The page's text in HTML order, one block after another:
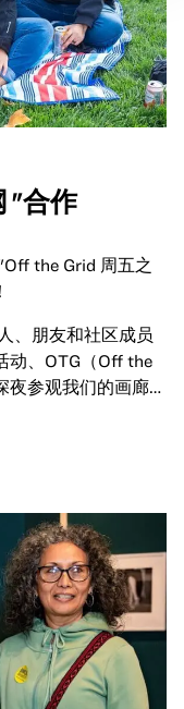
"合作
the Grid 周五之
、朋友和社区成员
动、OTG（Off the
夜参观我们的画廊和